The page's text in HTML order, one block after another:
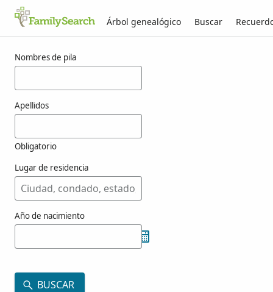
Árbol genealógico Buscar
Nombres de pila
Apellidos
Obligatorio
Lugar de residencia
Año de nacimiento
BUSCAR